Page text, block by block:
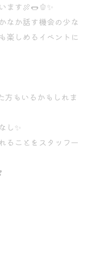
ます🍖🌭🫑✨
なか話す機会の少な
楽しめるイベントに
もいるかもしれま
し✨
ることをスタッフ一